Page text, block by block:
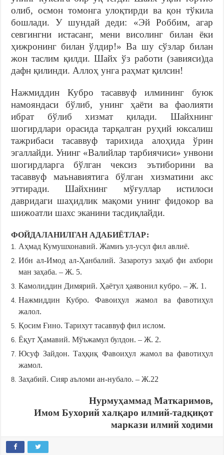
олиб, осмон томонга улоқтирди ва қон тўкила
бошлади. У шундай деди: «Эй Роббим, агар
севгингни истасанг, мени висолинг билан ёки
ҳижронинг билан ўлдир!» Ва шу сўзлар билан
жон таслим қилди. Шайх ўз работи (завияси)да
дафн қилинди. Аллоҳ унга раҳмат қилсин!
Нажмиддин Кубро тасаввуф илмининг буюк
намояндаси бўлиб, унинг ҳаёти ва фаолияти
ибрат бўлиб хизмат қилади. Шайхнинг
шогирдлари орасида тарқалган руҳий юксалиш
тажрибаси тасаввуф тарихида алоҳида ўрин
эгаллайди. Унинг «Валийлар тарбиячиси» унвони
шогирдларга бўлган чексиз эътиборини ва
тасаввуф маънавиятига бўлган хизматини акс
эттиради. Шайхнинг мўғуллар истилоси
давридаги шаҳидлик мақоми унинг фидокор ва
шижоатли шахс эканини тасдиқлайди.
ФОЙДАЛАНИЛГАН АДАБИЁТЛАР:
Аҳмад Кумушхонавий. Жамиъ ул-усул фил авлиё.
Ибн ал-Имод ал-Ҳанбалий. Зазаротуз заҳаб фи ахбори
ман заҳаба. – Ж. 5.
Камолиддин Димярий. Ҳаётул ҳаявонил кубро. – Ж. 1.
Нажмиддин Кубро. Фавоиҳул жамол ва фавотиҳул
жалол.
Қосим Ғино. Тарихут тасаввуф фил ислом.
Ёқут Ҳамавий. Мўъжамул булдон. – Ж. 2.
Юсуф Зайдон. Таҳқиқ Фавоиҳул жамол ва фавотиҳул
жамол.
Заҳабий. Сияр аъломи ан-нубало. – Ж.22
Нурмуҳаммад Маткаримов,
Имом Бухорий халқаро илмий-тадқиқот
маркази илмий ходими